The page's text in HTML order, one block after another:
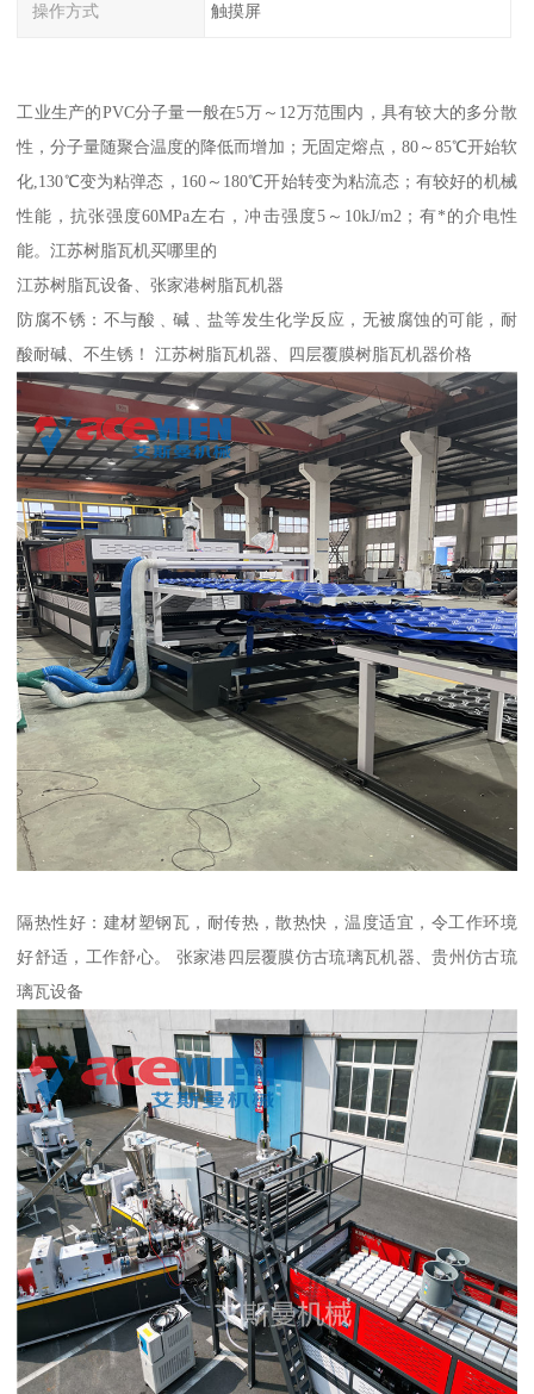
操作方式 触摸屏
工业生产的PVC分子量一般在5万～12万范围内，具有较大的多分散
性，分子量随聚合温度的降低而增加；无固定熔点，80～85℃开始软
化,130℃变为粘弹态，160～180℃开始转变为粘流态；有较好的机械
性能，抗张强度60MPa左右，冲击强度5～10kJ/m2；有*的介电性
能。江苏树脂瓦机买哪里的
江苏树脂瓦设备、张家港树脂瓦机器
防腐不锈：不与酸﹑碱﹑盐等发生化学反应，无被腐蚀的可能，耐
酸耐碱、不生锈！ 江苏树脂瓦机器、四层覆膜树脂瓦机器价格
隔热性好：建材塑钢瓦，耐传热，散热快，温度适宜，令工作环境
好舒适，工作舒心。 张家港四层覆膜仿古琉璃瓦机器、贵州仿古琉
璃瓦设备